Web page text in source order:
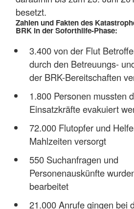
besetzt.
Zahlen und Fakten des
BRK in der Soforthilfe-Phase:
3.400 von der Flut
durch den Betreuungs-
der BRK-Bereitschaften
1.800 Personen mussten
Einsatzkräfte evakuiert
72.000 Flutopfer und
Mahlzeiten versorgt
550 Suchanfragen und
Personenauskünfte
bearbeitet
21.000 Anrufe gingen bei